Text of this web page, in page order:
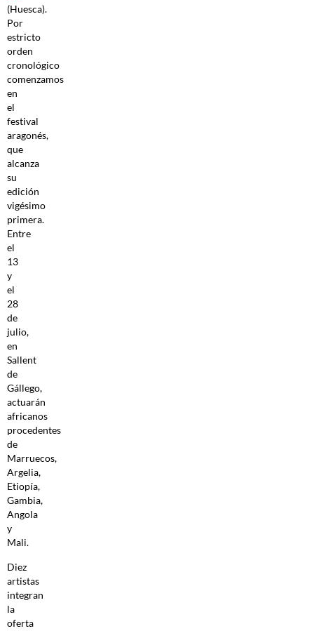
(Huesca).
Por
estricto
orden
cronológico
comenzamos
en
el
festival
aragonés,
que
alcanza
su
edición
vigésimo
primera.
Entre
el
13
y
el
28
de
julio,
en
Sallent
de
Gállego,
actuarán
africanos
procedentes
de
Marruecos,
Argelia,
Etiopía,
Gambia,
Angola
y
Mali.
Diez
artistas
integran
la
oferta